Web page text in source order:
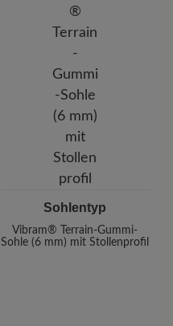
Sohlentyp
Vibram® Terrain-Gummi-
Sohle (6 mm) mit Stollenprofil